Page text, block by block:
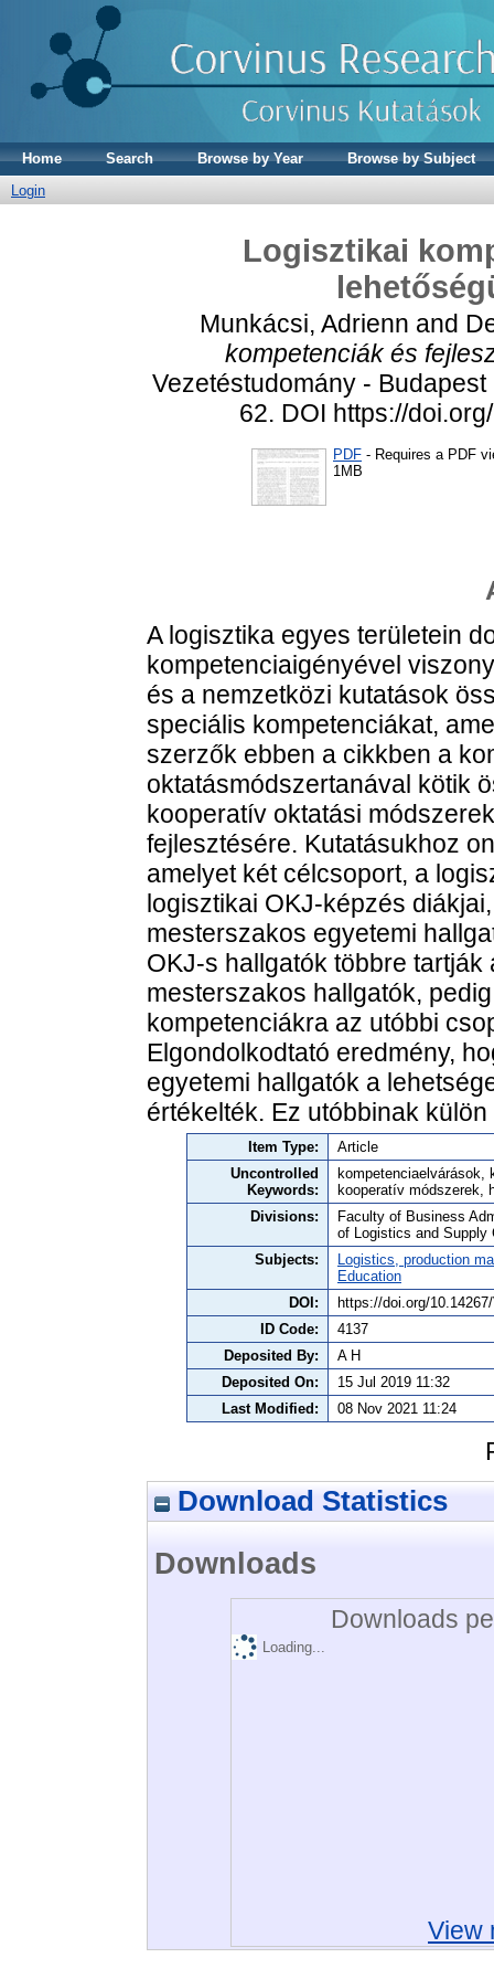
Home Search Browse by Year
Browse by Subject
Login
Logisztikai
Munkácsi, Adrienn and
kompetenciák és
Vezetéstudomány -
62. DOI https://
PDF - Requires a PDF
1MB
A logisztika egyes területein
kompetenciaigényével
és a nemzetközi kutatások
speciális kompetenciákat,
szerzők ebben a cikkben a
oktatásmódszertanával kötik
kooperatív oktatási
fejlesztésére. Kutatásukhoz
amelyet két célcsoport, a
logisztikai OKJ-képzés
mesterszakos egyetemi
OKJ-s hallgatók többre
mesterszakos hallgatók,
kompetenciákra az utóbbi
Elgondolkodtató eredmény,
egyetemi hallgatók a
értékelték. Ez utóbbinak
Item Type:
Article
Uncontrolled
Keywords:
kooperatív módszerek,
Divisions:
Faculty of Business
of Logistics and Supply
Subjects:
Logistics, production
Education
DOI:
https://doi.org/
ID Code:
4137
Deposited By:
A H
Deposited On:
15 Jul 2019 11:32
Last Modified:
08 Nov 2021 11:24
Download Statistics
Downloads
Downloads
Loading...
View